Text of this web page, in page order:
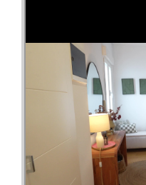
ajardinadas, áreas
deportiva, así como el
urbano muy
Además, por la avenida
Vallehermoso, uno de los
Madrid.En el ámbito
resulta igualmente
se encuentra el Museo